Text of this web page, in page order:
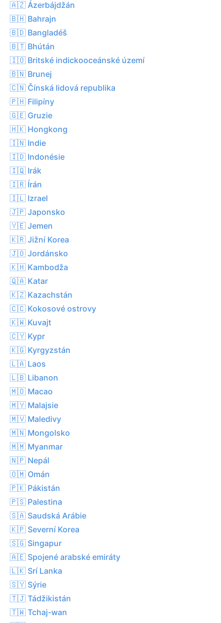
🇦🇿 Ázerbájdžán
🇧🇭 Bahrajn
🇧🇩 Bangladéš
🇧🇹 Bhútán
🇮🇴 Britské indickooceánské území
🇧🇳 Brunej
🇨🇳 Čínská lidová republika
🇵🇭 Filipíny
🇬🇪 Gruzie
🇭🇰 Hongkong
🇮🇳 Indie
🇮🇩 Indonésie
🇮🇶 Irák
🇮🇷 Írán
🇮🇱 Izrael
🇯🇵 Japonsko
🇾🇪 Jemen
🇰🇷 Jižní Korea
🇯🇴 Jordánsko
🇰🇭 Kambodža
🇶🇦 Katar
🇰🇿 Kazachstán
🇨🇨 Kokosové ostrovy
🇰🇼 Kuvajt
🇨🇾 Kypr
🇰🇬 Kyrgyzstán
🇱🇦 Laos
🇱🇧 Libanon
🇲🇴 Macao
🇲🇾 Malajsie
🇲🇻 Maledivy
🇲🇳 Mongolsko
🇲🇲 Myanmar
🇳🇵 Nepál
🇴🇲 Omán
🇵🇰 Pákistán
🇵🇸 Palestina
🇸🇦 Saudská Arábie
🇰🇵 Severní Korea
🇸🇬 Singapur
🇦🇪 Spojené arabské emiráty
🇱🇰 Srí Lanka
🇸🇾 Sýrie
🇹🇯 Tádžikistán
🇹🇼 Tchaj-wan